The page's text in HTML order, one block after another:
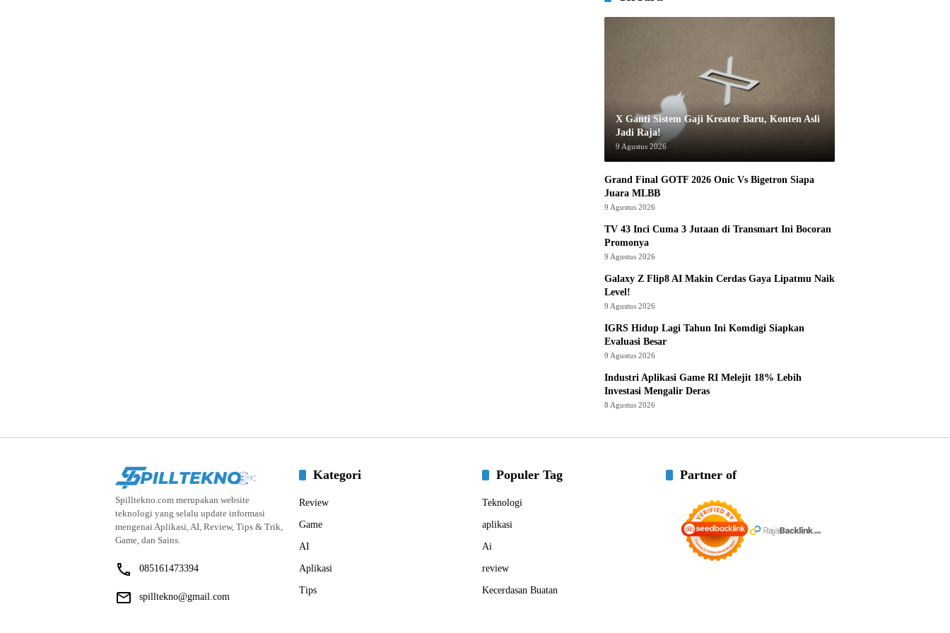
X Ganti Sistem Gaji Kreator Baru, Konten Asli
Jadi Raja!
9 Agustus 2026
Grand Final GOTF 2026 Onic Vs Bigetron Siapa
Juara MLBB
9 Agustus 2026
TV 43 Inci Cuma 3 Jutaan di Transmart Ini Bocoran
Promonya
9 Agustus 2026
Galaxy Z Flip8 AI Makin Cerdas Gaya Lipatmu Naik
Level!
9 Agustus 2026
IGRS Hidup Lagi Tahun Ini Komdigi Siapkan
Evaluasi Besar
9 Agustus 2026
Industri Aplikasi Game RI Melejit 18% Lebih
Investasi Mengalir Deras
8 Agustus 2026
Spilltekno.com merupakan website
teknologi yang selalu update informasi
mengenai Aplikasi, AI, Review, Tips & Trik,
Game, dan Sains.
085161473394
spilltekno@gmail.com
Kategori
Review
Game
AI
Aplikasi
Tips
Populer Tag
Teknologi
aplikasi
Ai
review
Kecerdasan Buatan
Partner of